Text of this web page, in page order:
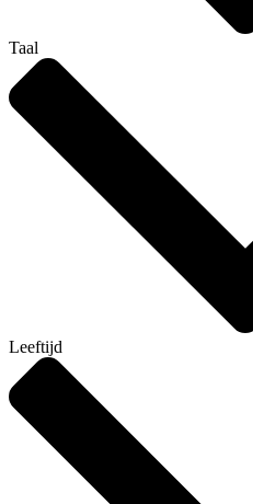
Taal
Leeftijd